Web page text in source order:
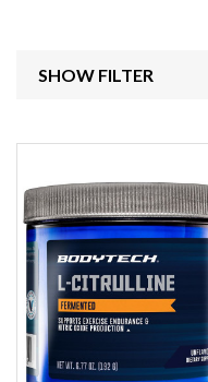
SHOW FILTER